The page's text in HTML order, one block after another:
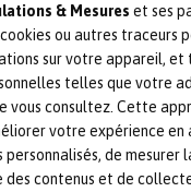
& Mesures et ses
ou autres traceurs
sur votre appareil, et
telles que votre
vous consultez. Cette
votre expérience en
personnalisés, de mesurer
des contenus et de
d’étalonnage
locale, une
réduits et une
de réduire les
jours à juste